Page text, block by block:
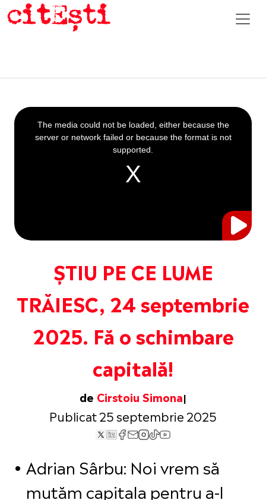
ȘTIU PE CE LUME
TRĂIESC, 24 septembrie
2025. Fă o schimbare
capitală!
de Cirstoiu Simona
Publicat 25 septembrie 2025
This
is
a
The media could not be loaded, either because the
server or network failed or because the format is not
supported.
Adrian Sârbu: Noi vrem să
mutăm capitala pentru a-l